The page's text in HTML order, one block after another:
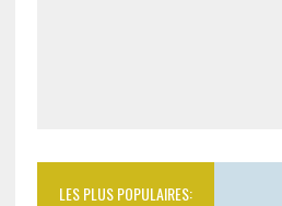
LES PLUS POPULAIRES: